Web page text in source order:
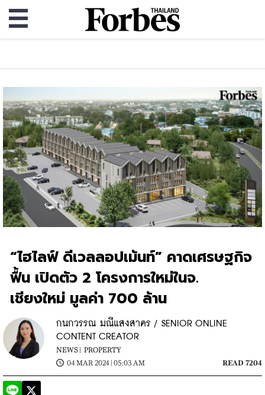
“ไฮไลฟ์ ดีเวลลอปเม้นท์” คาดเศรษฐกิจ
ฟื้น เปิดตัว 2 โครงการใหม่ในจ.
เชียงใหม่ มูลค่า 700 ล้าน
กนกวรรณ มณีแสงสาคร / SENIOR ONLINE
CONTENT CREATOR
NEWS | PROPERTY
04 MAR 2024 | 05:03 AM
READ 7204